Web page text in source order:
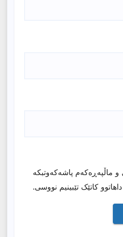
و ماڵپەڕەکەم پاشەکەوتبکە
کاتێک تێبینیم نووسی.